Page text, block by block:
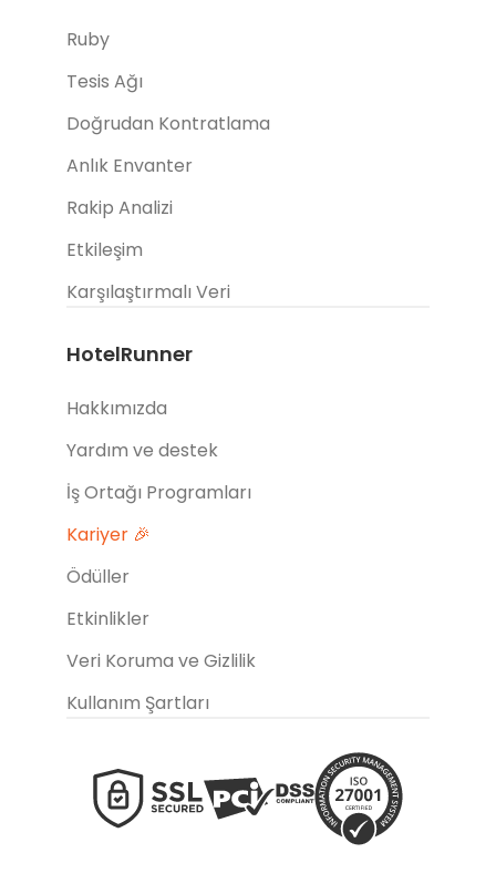
Ruby
Tesis Ağı
Doğrudan Kontratlama
Anlık Envanter
Rakip Analizi
Etkileşim
Karşılaştırmalı Veri
HotelRunner
Hakkımızda
Yardım ve destek
İş Ortağı Programları
Kariyer 🎉
Ödüller
Etkinlikler
Veri Koruma ve Gizlilik
Kullanım Şartları